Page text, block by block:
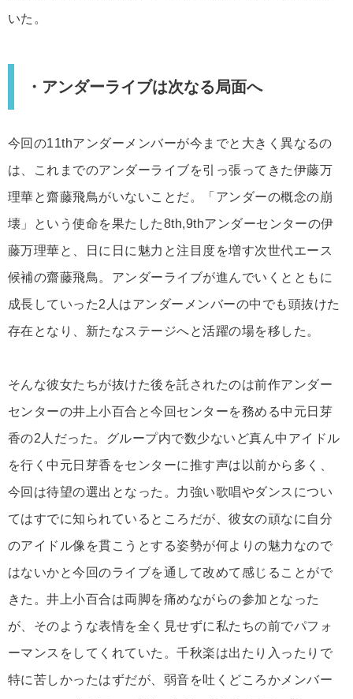
いた。
・アンダーライブは次なる局面へ
今回の11thアンダーメンバーが今までと大きく異なるの
は、これまでのアンダーライブを引っ張ってきた伊藤万
理華と齋藤飛鳥がいないことだ。「アンダーの概念の崩
壊」という使命を果たした8th,9thアンダーセンターの伊
藤万理華と、日に日に魅力と注目度を増す次世代エース
候補の齋藤飛鳥。アンダーライブが進んでいくとともに
成長していった2人はアンダーメンバーの中でも頭抜けた
存在となり、新たなステージへと活躍の場を移した。
そんな彼女たちが抜けた後を託されたのは前作アンダー
センターの井上小百合と今回センターを務める中元日芽
香の2人だった。グループ内で数少ないど真ん中アイドル
を行く中元日芽香をセンターに推す声は以前から多く、
今回は待望の選出となった。力強い歌唱やダンスについ
てはすでに知られているところだが、彼女の頑なに自分
のアイドル像を貫こうとする姿勢が何よりの魅力なので
はないかと今回のライブを通して改めて感じることがで
きた。井上小百合は両脚を痛めながらの参加となった
が、そのような表情を全く見せずに私たちの前でパフォ
ーマンスをしてくれていた。千秋楽は出たり入ったりで
特に苦しかったはずだが、弱音を吐くどころかメンバー